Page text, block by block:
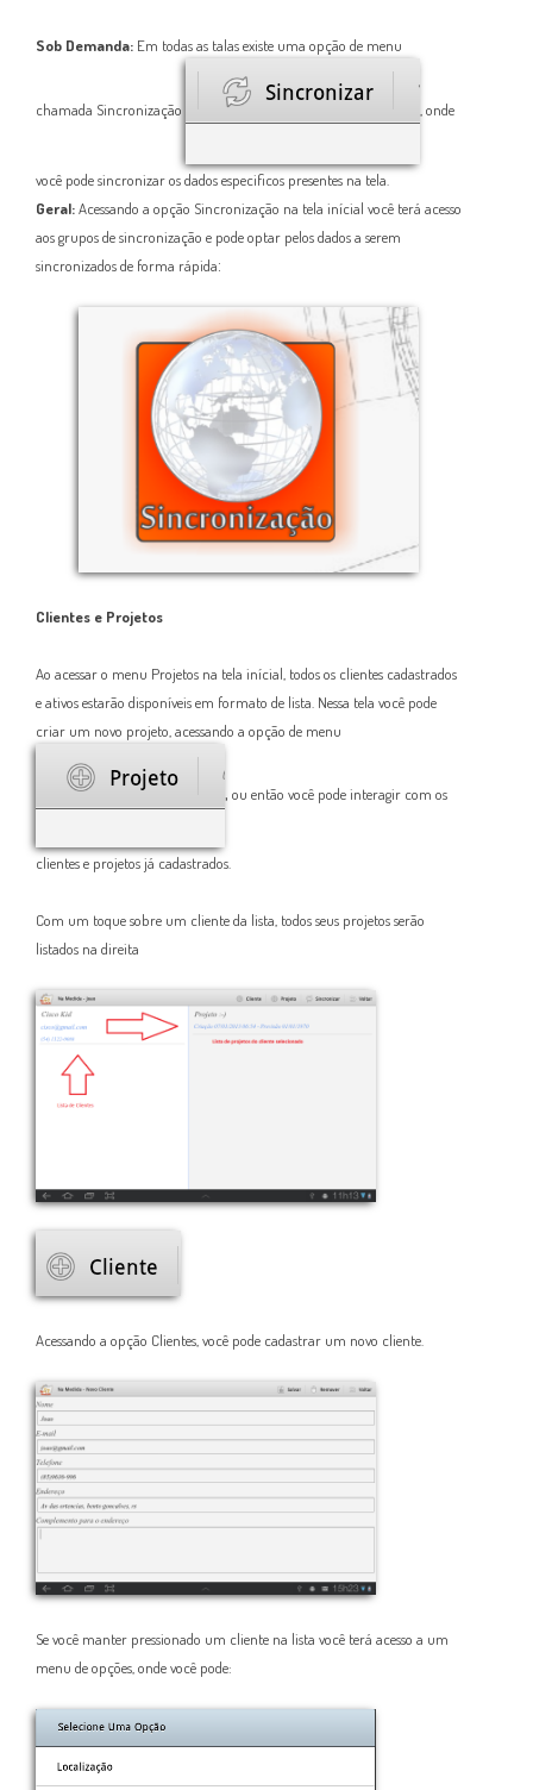
Sob Demanda: Em todas as talas existe uma opção de menu
chamada Sincronização , onde
você pode sincronizar os dados especificos presentes na tela.
Geral:Acessando a opção Sincronização na tela inícial você terá acesso
aos grupos de sincronização e pode optar pelos dados a serem
sincronizados de forma rápida:
Clientes e Projetos
Ao acessar o menu Projetos na tela inícial, todos os clientes cadastrados
e ativos estarão disponíveis em formato de lista. Nessa tela você pode
criar um novo projeto, acessando a opção de menu
, ou então você pode interagir com os
clientes e projetos já cadastrados.
Com um toque sobre um cliente da lista, todos seus projetos serão
listados na direita
Acessando a opção Clientes, você pode cadastrar um novo cliente.
Se você manter pressionado um cliente na lista você terá acesso a um
menu de opções, onde você pode: